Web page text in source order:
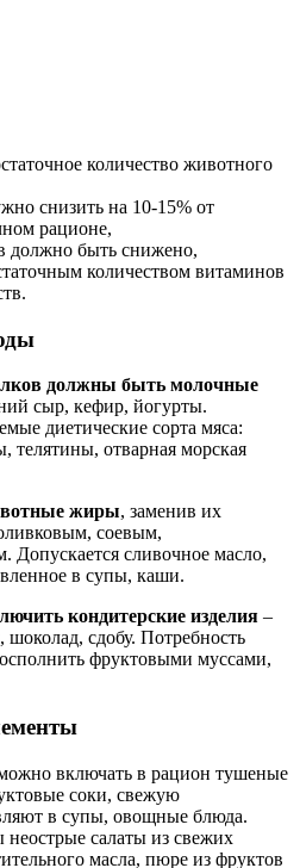
количество животного
снизить на 10-15% от
рационе,
должно быть снижено,
количеством витаминов
должны быть молочные
сыр, кефир, йогурты.
диетические сорта мяса:
отварная морская
жиры, заменив их
соевым,
Допускается сливочное масло,
в супы, каши.
кондитерские изделия –
сдобу. Потребность
фруктовыми муссами,
включать в рацион тушеные
соки, свежую
в супы, овощные блюда.
салаты из свежих
масла, пюре из фруктов